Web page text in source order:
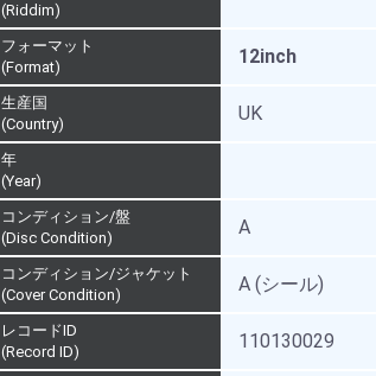
(Riddim)
フォーマット
(Format)
12inch
生産国
(Country)
UK
年
(Year)
コンディション/盤
(Disc Condition)
A
コンディション/ジャケット
(Cover Condition)
A (シール)
レコードID
(Record ID)
110130029